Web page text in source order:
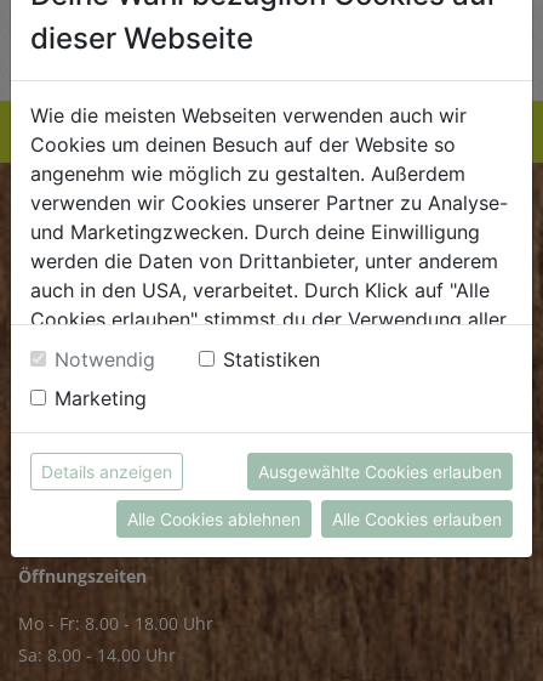
EINKAUFSLISTE
BIOKISTE
Kundenservice
Mo - Do: 8.00 - 16.00 Uhr
Fr: 8.00 - 15.00 Uhr
.dieBiokiste@biohof.at
T.+43 7272 2597
FRISCHMARKT
Öffnungszeiten
Mo - Fr: 8.00 - 18.00 Uhr
Sa: 8.00 - 14.00 Uhr
dieser Webseite
Wie die meisten Webseiten verwenden auch wir
Cookies um deinen Besuch auf der Website so
angenehm wie möglich zu gestalten. Außerdem
verwenden wir Cookies unserer Partner zu Analyse-
und Marketingzwecken. Durch deine Einwilligung
werden die Daten von Drittanbieter, unter anderem
auch in den USA, verarbeitet. Durch Klick auf "Alle
Cookies erlauben" stimmst du der Verwendung aller
Cookies zu. Unter "Details anzeigen" findest du alle
Infos zu den unterschiedlichen Cookies, du kannst
auch entscheiden, welche Cookies du erlauben
möchtest.
Weitere Informationen findest du in unserer
Datenschutzerklärung
bzw. imImpressum
Notwendig
Statistiken
Marketing
Details anzeigen Ausgewählte Cookies erlauben
Alle Cookies ablehnen Alle Cookies erlauben